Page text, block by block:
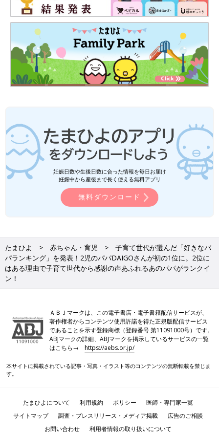
妊娠日数や生後日数に合った情報を毎日お届け
妊娠中から産後まで長く使える無料アプリ
無料ダウンロード
たまひよ 赤ちゃん・育児
子育て世代が選んだ「好きなパ
パランキング」を発表！2児のパパDAIGOさんが初の1位に。2位に
はある理由で子育て世代から感謝の声あふれるあのパパがランクイ
ン！
ＡＢＪマークは、この電子書店・電子書籍配信サービスが、
著作権者からコンテンツ使用許諾を得た正規版配信サービス
であることを示す登録商標（登録番号 第11091000号）です。
ABJマークの詳細、ABJマークを掲示しているサービスの一覧
はこちら→https://aebs.or.jp/
本サイトに掲載されている記事・写真・イラスト等のコンテンツの無断転載を禁じま
す。
たまひよについて 利用規約 ポリシー
医師・専門家一覧
サイトマップ
調査・プレスリリース・メディア掲載
広告のご相談
お問い合わせ
利用者情報の取り扱いについて